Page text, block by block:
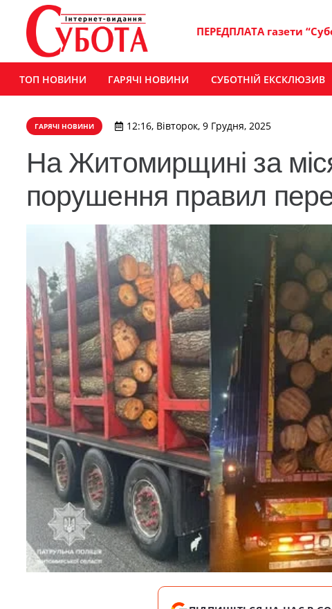
ПЕРЕДПЛАТА газети
ТОП НОВИНИ ГАРЯЧІ НОВИНИ СУБОТНІЙ ЕКСКЛЮЗИВ
ГАРЯЧІ НОВИНИ 12:16, Вівторок, 9 Грудня, 2025
На Житомирщині за
порушення правил